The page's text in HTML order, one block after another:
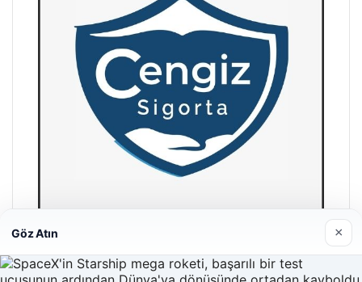
Hastaş Beton
26/05/2026
Göz Atın ×